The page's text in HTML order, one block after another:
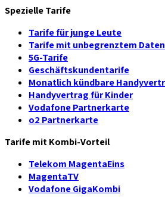
Spezielle Tarife
Tarife für junge Leute
Tarife mit unbegrenztem
5G-Tarife
Geschäftskundentarife
Monatlich kündbare
Handyvertrag für Kinder
Vodafone Partnerkarte
o2 Partnerkarte
Tarife mit Kombi-Vorteil
Telekom MagentaEins
MagentaTV
Vodafone GigaKombi